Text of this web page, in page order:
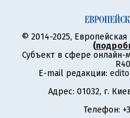
© 2014-2025,
(
Субъект в сфере онлайн-
E-mail редакции:
Адрес: 01032, г.
Телефон: